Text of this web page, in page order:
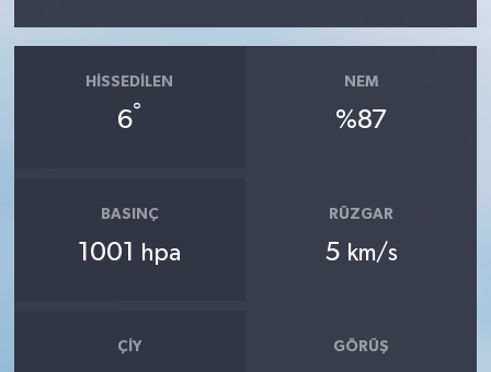
HISSEDILEN
6°
NEM
%87
BASINÇ
1001 hpa
RÜZGAR
5 km/s
ÇIY GÖRÜŞ